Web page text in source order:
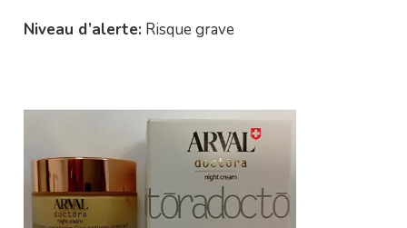
Niveau d’alerte: Risque grave